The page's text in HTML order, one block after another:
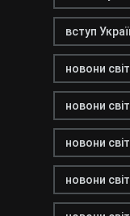
вступ
новони
новони
новони
новони